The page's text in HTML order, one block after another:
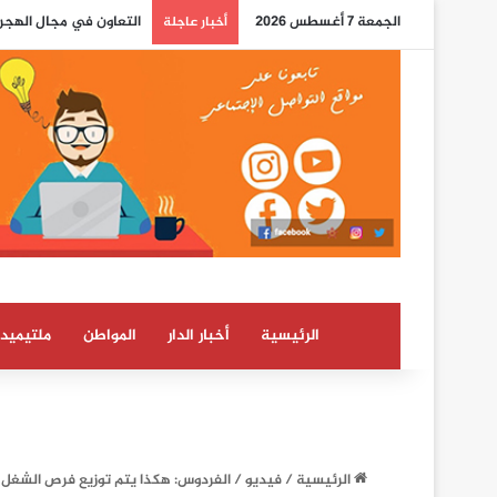
الجمعة 7 أغسطس 2026 أخبار عاجلة التعاون في مجال
الرئيسية أخبار الدار المواطن
الرئيسية/فيديو/الفردوس: هكذا يتم توزيع فرص الشغل